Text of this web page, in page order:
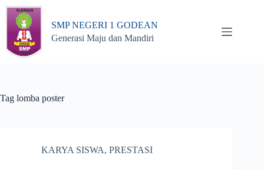
Skip
content
SMP NEGERI 1 GODEAN
Generasi Maju dan Mandiri
Tag lomba poster
KARYA SISWA, PRESTASI